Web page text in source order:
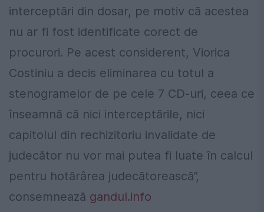
interceptări din dosar, pe motiv că acestea
nu ar fi fost identificate corect de
procurori. Pe acest considerent, Viorica
Costiniu a decis eliminarea cu totul a
stenogramelor de pe cele 7 CD-uri, ceea ce
înseamnă că nici interceptările, nici
capitolul din rechizitoriu invalidate de
judecător nu vor mai putea fi luate în calcul
pentru hotărârea judecătorească”,
consemnează gandul.info